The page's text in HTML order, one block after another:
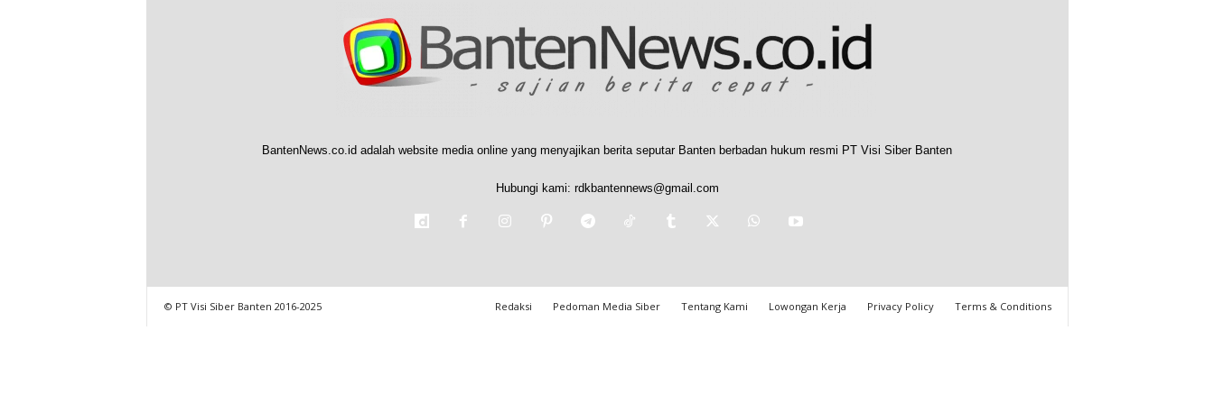
BantenNews.co.id adalah website media online yang menyajikan berita seputar Banten berbadan hukum resmi PT Visi Siber Banten
Hubungi kami: rdkbantennews@gmail.com
Redaksi Pedoman Media Siber Tentang Kami Lowongan Kerja Privacy Policy Terms & Conditions
© PT Visi Siber Banten 2016-2025